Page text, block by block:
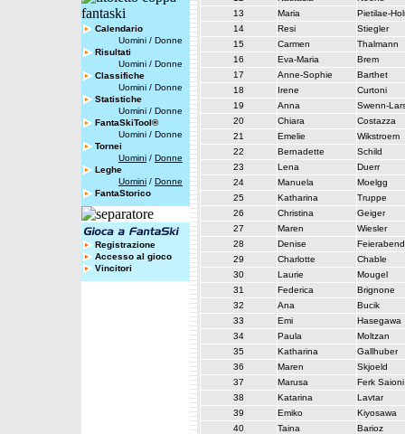
Calendario
Uomini / Donne
Risultati
Uomini / Donne
Classifiche
Uomini / Donne
Statistiche
Uomini / Donne
FantaSkiTool®
Uomini / Donne
Tornei
Uomini / Donne
Leghe
Uomini / Donne
FantaStorico
Registrazione
Accesso al gioco
Vincitori
13
Maria
Pietilae-
14
Resi
Stiegler
15
Carmen
Thalmann
16
Eva-Maria
Brem
17
Anne-Sophie
Barthet
18
Irene
Curtoni
19
Anna
Swenn-
20
Chiara
Costazza
21
Emelie
Wikstroem
22
Bernadette
Schild
23
Lena
Duerr
24
Manuela
Moelgg
25
Katharina
Truppe
26
Christina
Geiger
27
Maren
Wiesler
28
Denise
Feierabend
29
Charlotte
Chable
30
Laurie
Mougel
31
Federica
Brignone
32
Ana
Bucik
33
Emi
Hasegawa
34
Paula
Moltzan
35
Katharina
Gallhuber
36
Maren
Skjoeld
37
Marusa
Ferk Saioni
38
Katarina
Lavtar
39
Emiko
Kiyosawa
40
Taina
Barioz